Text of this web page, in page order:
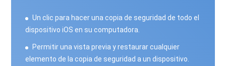
Un clic para hacer una copia de seguridad de todo el
dispositivo iOS en su computadora.
Permitir una vista previa y restaurar cualquier
elemento de la copia de seguridad a un dispositivo.